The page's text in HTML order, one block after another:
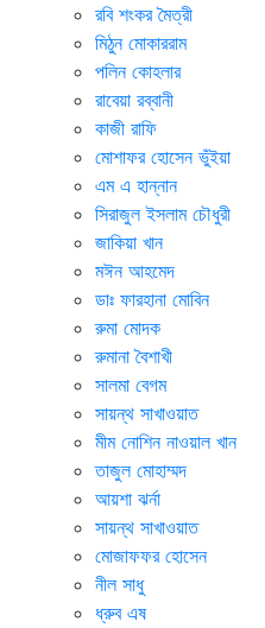
রবি শংকর মৈত্রী
মিঠুন মোকাররাম
পলিন কোহলার
রাবেয়া রব্বানী
কাজী রাফি
মোশাফর হোসেন ভুঁইয়া
এম এ হান্নান
সিরাজুল ইসলাম চৌধুরী
জাকিয়া খান
মঈন আহমেদ
ডাঃ ফারহানা মোবিন
রুমা মোদক
রুমানা বৈশাখী
সালমা বেগম
সায়ন্থ সাখাওয়াত
মীম নোশিন নাওয়াল খান
তাজুল মোহাম্মদ
আয়শা ঝর্না
সায়ন্থ সাখাওয়াত
মোজাফফর হোসেন
নীল সাধু
ধ্রুব এষ